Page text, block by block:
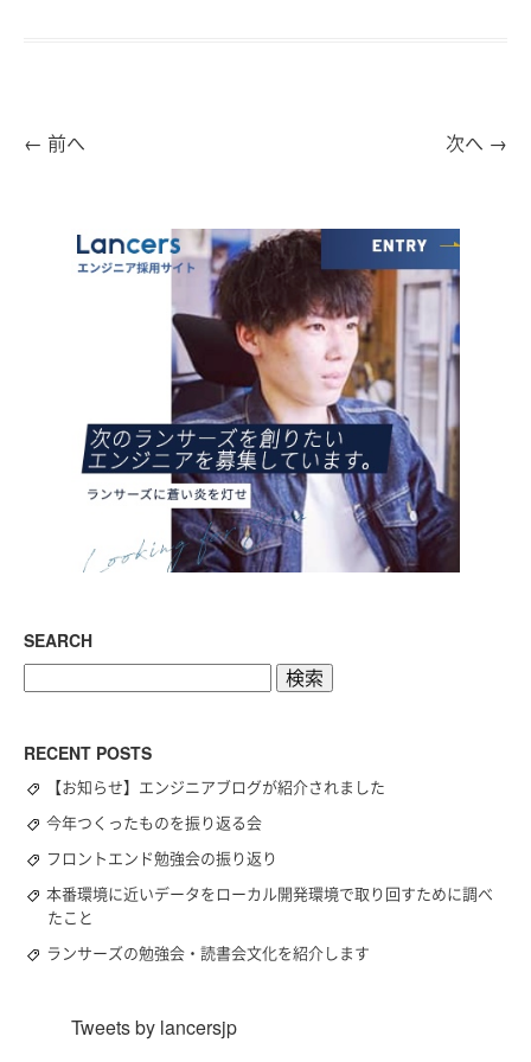
← 前へ 次へ →
SEARCH
RECENT POSTS
【お知らせ】エンジニアブログが紹介されました
今年つくったものを振り返る会
フロントエンド勉強会の振り返り
本番環境に近いデータをローカル開発環境で取り回すために調べ
たこと
ランサーズの勉強会・読書会文化を紹介します
Tweets by lancersjp